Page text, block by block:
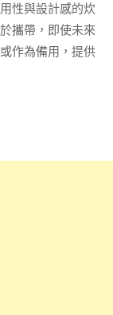
性與設計感的炊
攜帶，即使未來
作為備用，提供